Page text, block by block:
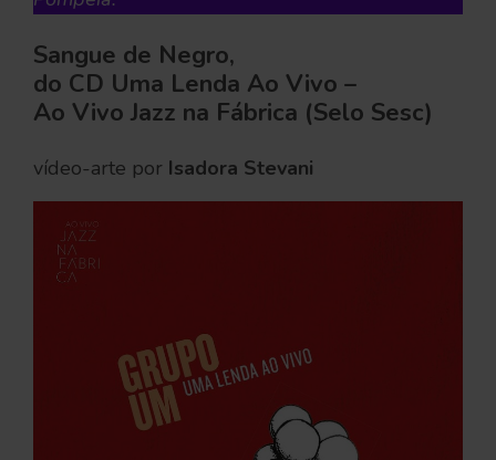
Sangue de Negro,
do CD Uma Lenda Ao Vivo –
Ao Vivo Jazz na Fábrica (Selo Sesc)
vídeo-arte por Isadora Stevani